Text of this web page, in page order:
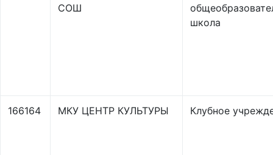
СОШ
школа
166164 МКУ ЦЕНТР КУЛЬТУРЫ Клубное